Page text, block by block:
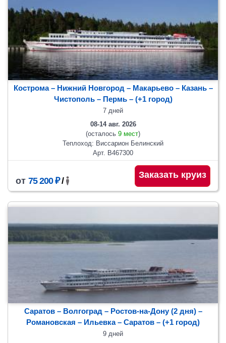
Кострома – Нижний Новгород – Макарьево – Казань –
Чистополь– Пермь – (+1 город)
7 дней
08-14 авг. 2026
(осталось 9 мест)
Теплоход: Виссарион Белинский
Арт. В467300
от 75 200 ₽/
Заказать круиз
Саратов – Волгоград – Ростов-на-Дону (2 дня) –
Романовская – Ильевка– Саратов – (+1 город)
9 дней